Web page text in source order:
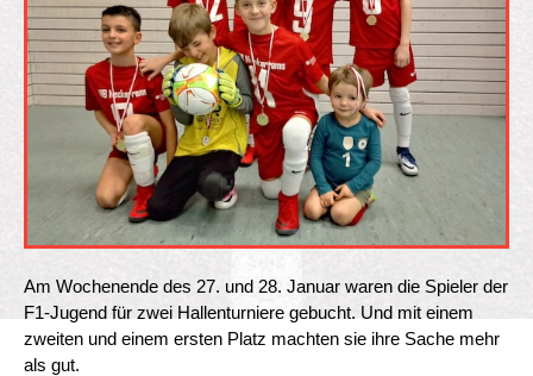
Am Wochenende des 27. und 28. Januar waren die Spieler der
F1-Jugend für zwei Hallenturniere gebucht. Und mit einem
zweiten und einem ersten Platz machten sie ihre Sache mehr
als gut.